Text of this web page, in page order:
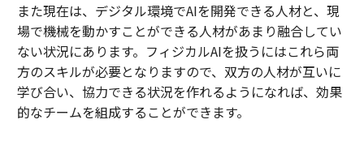
また現在は、デジタル環境でAIを開発できる人材と、現
場で機械を動かすことができる人材があまり融合してい
ない状況にあります。フィジカルAIを扱うにはこれら両
方のスキルが必要となりますので、双方の人材が互いに
学び合い、協力できる状況を作れるようになれば、効果
的なチームを組成することができます。